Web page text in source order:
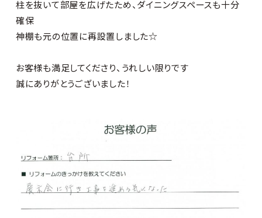
柱を抜いて部屋を広げたため、ダイニングスペースも十分
確保
神棚も元の位置に再設置しました☆
お客様も満足してくださり、うれしい限りです
誠にありがとうございました！